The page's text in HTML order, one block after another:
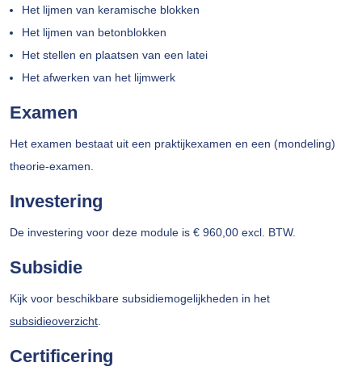
Het lijmen van keramische blokken
Het lijmen van betonblokken
Het stellen en plaatsen van een latei
Het afwerken van het lijmwerk
Examen
Het examen bestaat uit een praktijkexamen en een (mondeling)
theorie-examen.
Investering
De investering voor deze module is € 960,00 excl. BTW.
Subsidie
Kijk voor beschikbare subsidiemogelijkheden in het
subsidieoverzicht
Certificering